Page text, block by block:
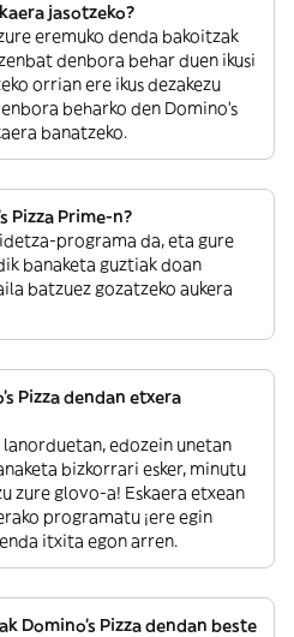
jasotzeko?
eremuko denda bakoitzak
denbora behar duen ikusi
orrian ere ikus dezakezu
beharko den Domino's
banatzeko.
Pizza Prime-n?
programa da, eta gure
banaketa guztiak doan
batzuez gozatzeko aukera
Pizza dendan etxera
lanorduetan, edozein unetan
bizkorrari esker, minutu
zure glovo-a! Eskaera etxean
programatu ¡ere egin
itxita egon arren.
Domino's Pizza dendan beste